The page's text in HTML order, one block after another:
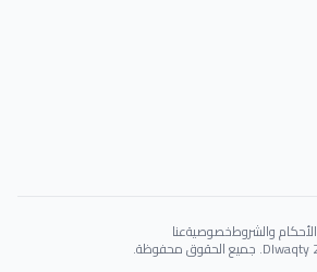
الأحكام والشروطخصوصيةعنا